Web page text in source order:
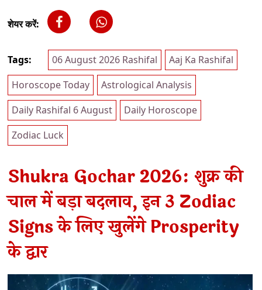
शेयर करें:
Tags: 06 August 2026 Rashifal
Aaj Ka Rashifal
Horoscope Today
Astrological Analysis
Daily Rashifal 6 August
Daily Horoscope
Zodiac Luck
Shukra Gochar 2026: शुक्र की
चाल में बड़ा बदलाव, इन 3 Zodiac
Signs के लिए खुलेंगे Prosperity
के द्वार